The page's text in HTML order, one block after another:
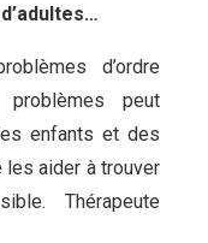
d’ordre
peut
enfants et des
les aider à trouver
Thérapeute